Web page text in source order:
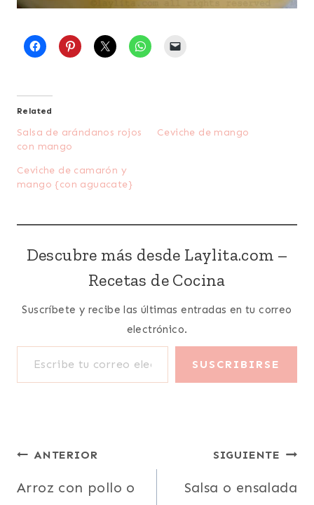
Related
Salsa de arándanos rojos
con mango
Ceviche de mango
Ceviche de camarón y
mango {con aguacate}
Descubre más desde Laylita.com –
Recetas de Cocina
Suscríbete y recibe las últimas entradas en tu correo
electrónico.
Escribe tu correo electrónico…
SUSCRIBIRSE
Navegación
de
ANTERIOR
Arroz con pollo o
SIGUIENTE
Salsa o ensalada